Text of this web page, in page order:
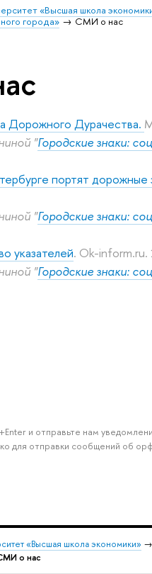
«Высшая школа
города»
СМИ о нас
Дорожного Дурачества.
"Городские знаки:
портят дорожные
"Городские знаки:
указателей. Ok-inform.ru.
"Городские знаки:
и отправьте нам
для отправки сообщений об
«Высшая школа экономики» →
о нас